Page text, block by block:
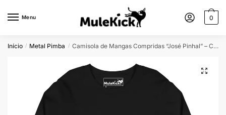
Menu 0
Início / Metal Pimba / Camisola de Mangas Compridas “José Pinhal” – Conforto e Estilo Rock Pimba
🔍